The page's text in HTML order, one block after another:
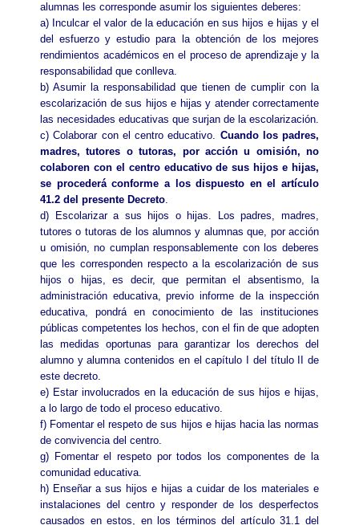
alumnas les corresponde asumir los siguientes deberes:
a) Inculcar el valor de la educación en sus hijos e hijas y el
del esfuerzo y estudio para la obtención de los mejores
rendimientos académicos en el proceso de aprendizaje y la
responsabilidad que conlleva.
b) Asumir la responsabilidad que tienen de cumplir con la
escolarización de sus hijos e hijas y atender correctamente
las necesidades educativas que surjan de la escolarización.
c) Colaborar con el centro educativo. Cuando los padres,
madres, tutores o tutoras, por acción u omisión, no
colaboren con el centro educativo de sus hijos e hijas,
se procederá conforme a los dispuesto en el artículo
41.2 del presente Decreto.
d) Escolarizar a sus hijos o hijas. Los padres, madres,
tutores o tutoras de los alumnos y alumnas que, por acción
u omisión, no cumplan responsablemente con los deberes
que les corresponden respecto a la escolarización de sus
hijos o hijas, es decir, que permitan el absentismo, la
administración educativa, previo informe de la inspección
educativa, pondrá en conocimiento de las instituciones
públicas competentes los hechos, con el fin de que adopten
las medidas oportunas para garantizar los derechos del
alumno y alumna contenidos en el capítulo I del título II de
este decreto.
e) Estar involucrados en la educación de sus hijos e hijas,
a lo largo de todo el proceso educativo.
f) Fomentar el respeto de sus hijos e hijas hacia las normas
de convivencia del centro.
g) Fomentar el respeto por todos los componentes de la
comunidad educativa.
h) Enseñar a sus hijos e hijas a cuidar de los materiales e
instalaciones del centro y responder de los desperfectos
causados en estos, en los términos del artículo 31.1 del